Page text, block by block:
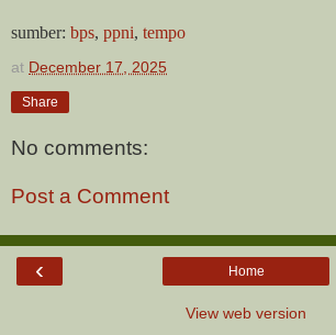
sumber: bps, ppni, tempo
at December 17, 2025
Share
No comments:
Post a Comment
‹ Home
View web version